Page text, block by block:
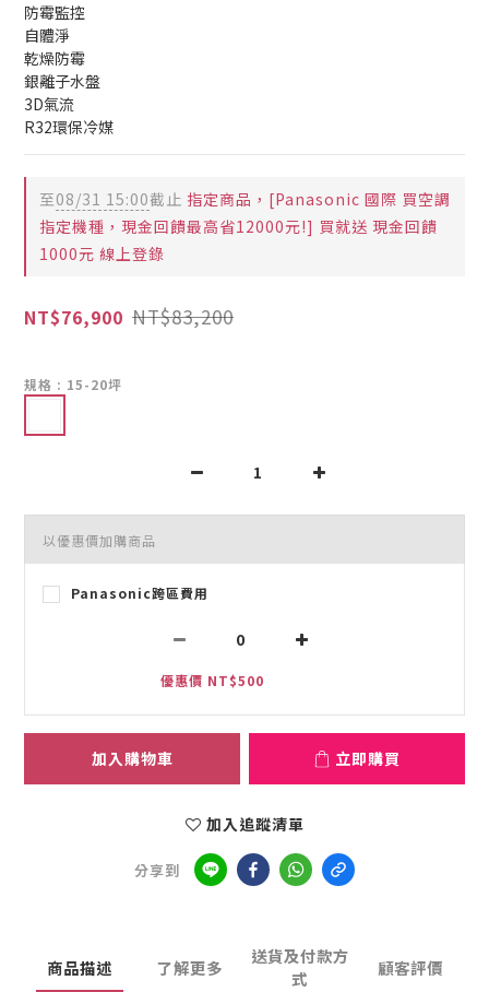
防霉監控
自體淨
乾燥防霉
銀離子水盤
3D氣流
R32環保冷媒
至08/31 15:00截止 指定商品，[Panasonic 國際 買空調
指定機種，現金回饋最高省12000元!] 買就送 現金回饋
1000元 線上登錄
NT$76,900 NT$83,200
規格 : 15-20坪
以優惠價加購商品
Panasonic跨區費用
優惠價 NT$500
加入購物車 立即購買
加入追蹤清單
分享到
商品描述 了解更多
送貨及付款方
式
顧客評價